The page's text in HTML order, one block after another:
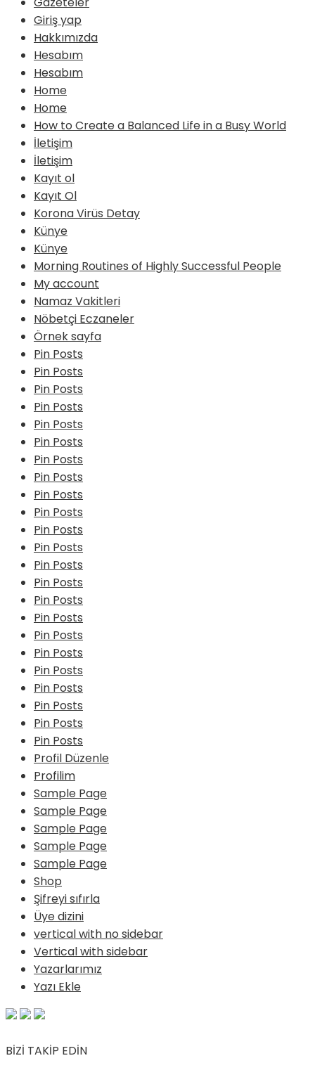
Giriş yap
Hakkımızda
Hesabım
Hesabım
Home
Home
How to Create a Balanced Life in a Busy World
İletişim
İletişim
Kayıt ol
Kayıt Ol
Korona Virüs Detay
Künye
Künye
Morning Routines of Highly Successful People
My account
Namaz Vakitleri
Nöbetçi Eczaneler
Örnek sayfa
Pin Posts
Pin Posts
Pin Posts
Pin Posts
Pin Posts
Pin Posts
Pin Posts
Pin Posts
Pin Posts
Pin Posts
Pin Posts
Pin Posts
Pin Posts
Pin Posts
Pin Posts
Pin Posts
Pin Posts
Pin Posts
Pin Posts
Pin Posts
Pin Posts
Pin Posts
Pin Posts
Profil Düzenle
Profilim
Sample Page
Sample Page
Sample Page
Sample Page
Sample Page
Shop
Şifreyi sıfırla
Üye dizini
vertical with no sidebar
Vertical with sidebar
Yazarlarımız
Yazı Ekle
BİZİ TAKİP EDİN